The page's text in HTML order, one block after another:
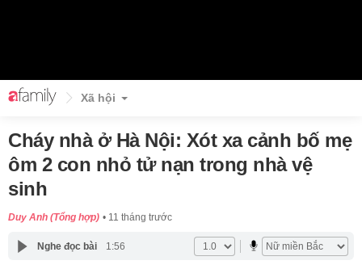
Xã hội
Cháy nhà ở Hà Nội: Xót xa cảnh bố mẹ
ôm 2 con nhỏ tử nạn trong nhà vệ
sinh
Duy Anh (Tổng hợp) 11 tháng trước
Nghe đọc bài 1:56